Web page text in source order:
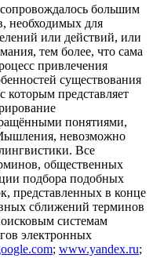
большим
необходимых для
или действий, или
тем более, что сама
привлечения
существования
которым представляет
понятиями,
невозможно
Все
общественных
подбора подобных
представленных в конце
сближений терминов
системам
электронных
; www.yandex.ru;